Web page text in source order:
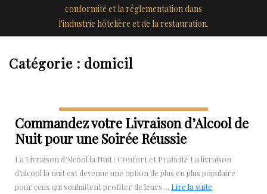
conformité et la réglementation dans
l'industrie hôtelière et de la restauration.
Catégorie : domicil
Commandez votre Livraison d’Alcool de
Nuit pour une Soirée Réussie
La Livraison d’Alcool la Nuit : Confort et Praticité La livraison
d’alcool la nuit est devenue une option de plus en plus populaire
pour ceux qui souhaitent profiter de leurs ... Lire la suite